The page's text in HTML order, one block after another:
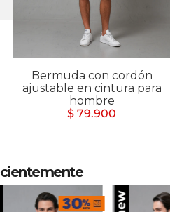
Bermuda con cordón
ajustable en cintura para
hombre
$ 79.900